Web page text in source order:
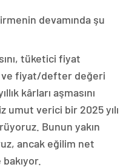
devamında şu
tüketici fiyat
ve fiyat/defter değeri
kârları aşmasını
umut verici bir 2025 yılı
Bunun yakın
ancak eğilim net